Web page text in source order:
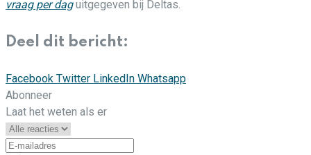
vraag per daguitgegeven bij Deltas.
Deel dit bericht:
Facebook Twitter LinkedIn Whatsapp
Abonneer
Laat het weten als er